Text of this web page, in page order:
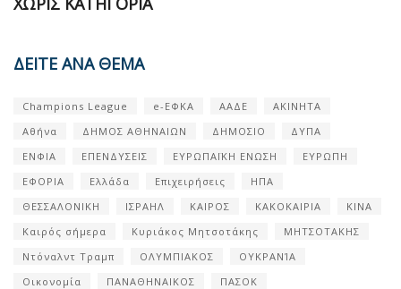
ΔΕΙΤΕ ΑΝΑ ΘΕΜΑ
Champions League e-ΕΦΚΑ ΑΑΔΕ
ΑΚΙΝΗΤΑ
Αθήνα
ΔΗΜΟΣ ΑΘΗΝΑΙΩΝ ΔΗΜΟΣΙΟ
ΔΥΠΑ
ΕΝΦΙΑ
ΕΠΕΝΔΥΣΕΙΣ ΕΥΡΩΠΑΪΚΗ ΕΝΩΣΗ
ΕΥΡΩΠΗ
ΕΦΟΡΙΑ
Ελλάδα Επιχειρήσεις
ΗΠΑ
ΘΕΣΣΑΛΟΝΙΚΗ
ΙΣΡΑΗΛ ΚΑΙΡΟΣ ΚΑΚΟΚΑΙΡΙΑ
ΚΙΝΑ
Καιρός σήμερα
Κυριάκος Μητσοτάκης
ΜΗΤΣΟΤΑΚΗΣ
Ντόναλντ Τραμπ
ΟΛΥΜΠΙΑΚΟΣ
ΟΥΚΡΑΝΊΑ
Οικονομία
ΠΑΝΑΘΗΝΑΙΚΟΣ
ΠΑΣΟΚ